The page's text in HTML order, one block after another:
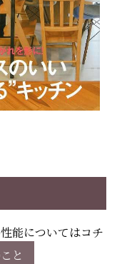
能についてはコチ
と